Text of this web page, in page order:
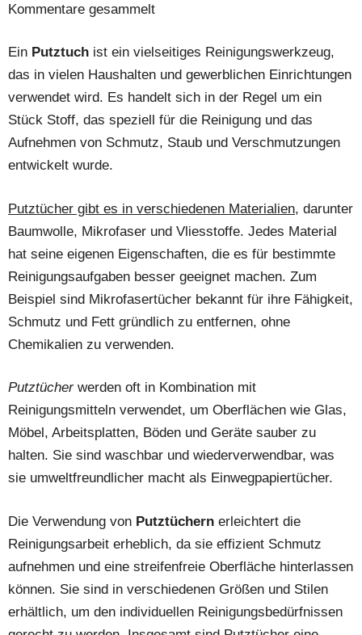
Kommentare gesammelt
Ein Putztuch ist ein vielseitiges Reinigungswerkzeug,
das in vielen Haushalten und gewerblichen Einrichtungen
verwendet wird. Es handelt sich in der Regel um ein
Stück Stoff, das speziell für die Reinigung und das
Aufnehmen von Schmutz, Staub und Verschmutzungen
entwickelt wurde.
Putztücher gibt es in verschiedenen Materialien, darunter
Baumwolle, Mikrofaser und Vliesstoffe. Jedes Material
hat seine eigenen Eigenschaften, die es für bestimmte
Reinigungsaufgaben besser geeignet machen. Zum
Beispiel sind Mikrofasertücher bekannt für ihre Fähigkeit,
Schmutz und Fett gründlich zu entfernen, ohne
Chemikalien zu verwenden.
Putztücherwerden oft in Kombination mit
Reinigungsmitteln verwendet, um Oberflächen wie Glas,
Möbel, Arbeitsplatten, Böden und Geräte sauber zu
halten. Sie sind waschbar und wiederverwendbar, was
sie umweltfreundlicher macht als Einwegpapiertücher.
Die Verwendung von Putztüchern erleichtert die
Reinigungsarbeit erheblich, da sie effizient Schmutz
aufnehmen und eine streifenfreie Oberfläche hinterlassen
können. Sie sind in verschiedenen Größen und Stilen
erhältlich, um den individuellen Reinigungsbedürfnissen